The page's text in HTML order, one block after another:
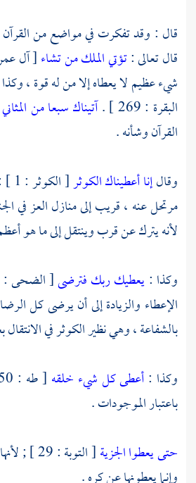
قال : وقد تفكرت في مواضع من
قال تعالى :تؤتي الملك من تشاء
شيء عظيم لا يعطاه إلا من له قوة ،
البقرة : 269 ] .
آتيناك سبعا من المثاني
القرآن وشأنه .
وقالإنا أعطيناك الكوثر
[
مرتحل عنه ، قريب إلى منازل العز في
لأنه يترك عن قرب وينتقل إلى ما هو
وكذا :يعطيك ربك فترضى
الإعطاء والزيادة إلى أن يرضى كل
بالشفاعة ، وهي نظير الكوثر في
وكذا :أعطى كل شيء خلقه
باعتبار الموجودات .
حتى يعطوا الجزية
[ التوبة :